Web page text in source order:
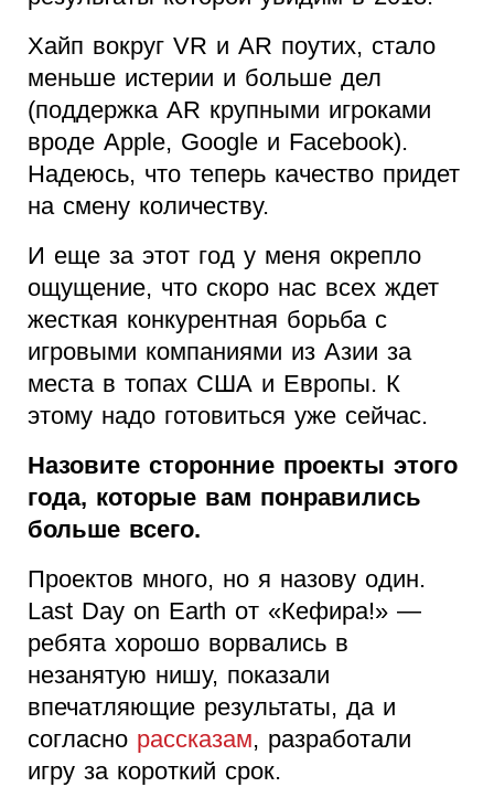
Хайп вокруг VR и AR поутих, стало
меньше истерии и больше дел
(поддержка AR крупными игроками
вроде Apple, Google и Facebook).
Надеюсь, что теперь качество придет
на смену количеству.
И еще за этот год у меня окрепло
ощущение, что скоро нас всех ждет
жесткая конкурентная борьба с
игровыми компаниями из Азии за
места в топах США и Европы. К
этому надо готовиться уже сейчас.
Назовите сторонние проекты этого
года, которые вам понравились
больше всего.
Проектов много, но я назову один.
Last Day on Earth от «Кефира!» —
ребята хорошо ворвались в
незанятую нишу, показали
впечатляющие результаты, да и
согласно рассказам, разработали
игру за короткий срок.